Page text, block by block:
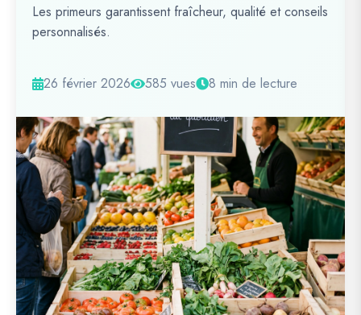
Les primeurs garantissent fraîcheur, qualité et conseils
personnalisés.
26 février 2026 585 vues 8 min de lecture